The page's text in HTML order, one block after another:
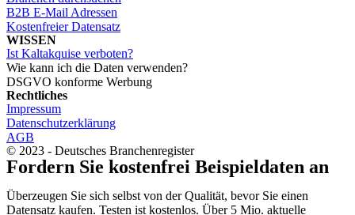
B2B E-Mail Adressen
Kostenfreier Datensatz
WISSEN
Ist Kaltakquise verboten?
Wie kann ich die Daten verwenden?
DSGVO konforme Werbung
Rechtliches
Impressum
Datenschutzerklärung
AGB
© 2023 - Deutsches Branchenregister
Fordern Sie kostenfrei Beispieldaten an
Überzeugen Sie sich selbst von der Qualität, bevor Sie einen
Datensatz kaufen. Testen ist kostenlos. Über 5 Mio. aktuelle